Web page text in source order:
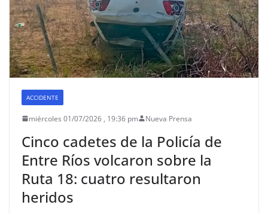
ACCIDENTE
miércoles 01/07/2026 , 19:36 pm Nueva Prensa
Cinco cadetes de la Policía de
Entre Ríos volcaron sobre la
Ruta 18: cuatro resultaron
heridos